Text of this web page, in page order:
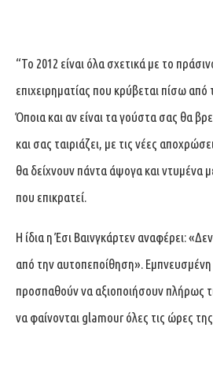
“Το 2012 είναι όλα σχετικά με το
επιχειρηματίας που κρύβεται πίσω από
Όποια και αν είναι τα γούστα σας θα
και σας ταιριάζει, με τις νέες
θα δείχνουν πάντα άψογα και ντυμένα
που επικρατεί.
H ίδια η Έσι Βαινγκάρτεν αναφέρει:
από την αυτοπεποίθηση». Εμπνευσμένη
προσπαθούν να αξιοποιήσουν πλήρως
να φαίνονται glamour όλες τις ώρες